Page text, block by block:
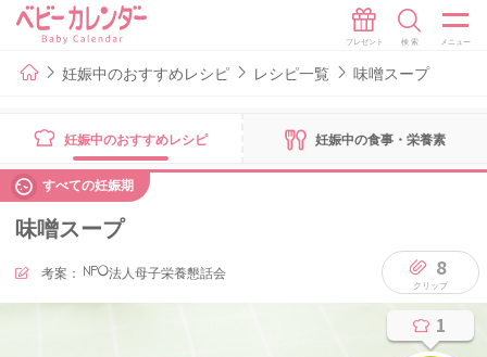
妊娠中のおすすめレシピ レシピ一覧 味噌スープ
妊娠中のおすすめレシピ 妊娠中の食事・栄養素
すべての妊娠期
味噌スープ
考案： NPO法人母子栄養懇話会 8
1